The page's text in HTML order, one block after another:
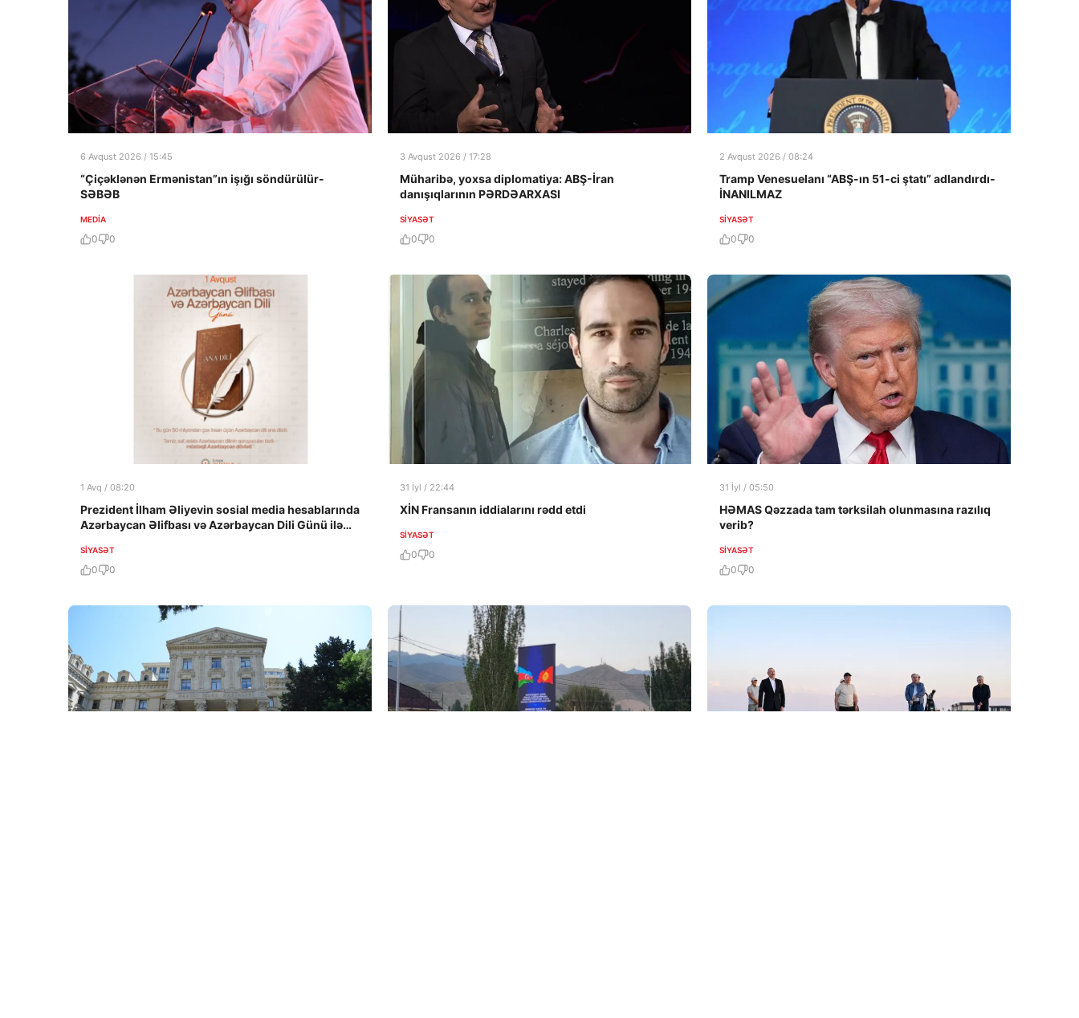
6 Avqust 2026 / 15:45
“Çiçəklənən Ermənistan”ın işığı söndürülür-
SƏBƏB
MEDİA
0 0
3 Avqust 2026 / 17:28
Müharibə, yoxsa diplomatiya: ABŞ-İran
danışıqlarının PƏRDƏARXASI
SIYASƏT
0 0
2 Avqust 2026 / 08:24
Tramp Venesuelanı “ABŞ-ın 51-ci ştatı” adlandırdı-
İNANILMAZ
SIYASƏT
0 0
1 Avq / 08:20
Prezident İlham Əliyevin sosial media hesablarında
Azərbaycan Əlifbası və Azərbaycan Dili Günü ilə
SIYASƏT
0 0
31 İyl / 22:44
XİN Fransanın iddialarını rədd etdi
SIYASƏT
0 0
31 İyl / 05:50
HƏMAS Qəzzada tam tərksilah olunmasına razılıq
verib?
SIYASƏT
0 0